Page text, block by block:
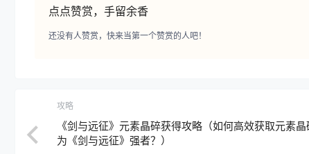
点点赞赏，手留余香
还没有人赞赏，快来当第一个赞赏的人吧！
攻略
《剑与远征》元素晶碎获得攻略（如何高效获取元素
为《剑与远征》强者？）